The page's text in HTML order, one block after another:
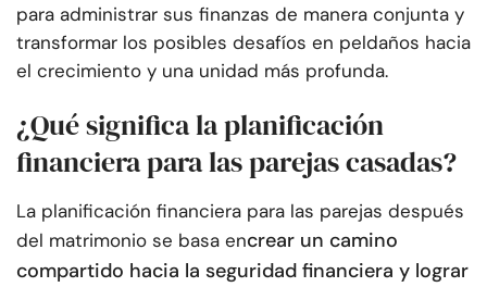
para administrar sus finanzas de manera conjunta y
transformar los posibles desafíos en peldaños hacia
el crecimiento y una unidad más profunda.
¿Qué significa la planificación
financiera para las parejas casadas?
La planificación financiera para las parejas después
del matrimonio se basa encrear un camino
compartido hacia la seguridad financiera y lograr